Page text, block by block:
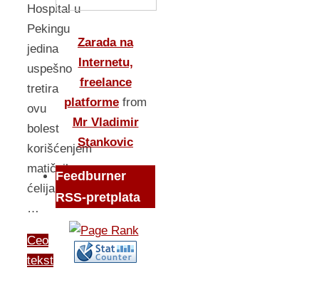
Hospital u
Pekingu
jedina
uspešno
tretira
ovu
bolest
korišćenjem
matičnih
ćelija.
…
Ceo
tekst
Zarada na
Internetu,
freelance
platforme from
Mr Vladimir
Stankovic
Feedburner
RSS-pretplata